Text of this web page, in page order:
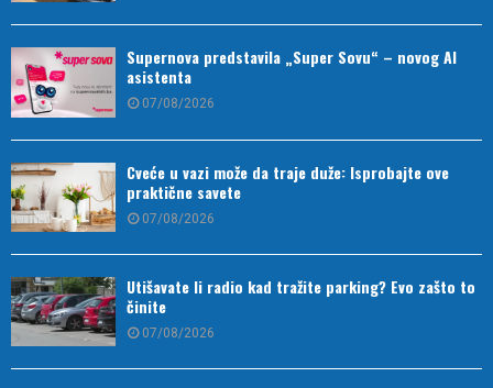
Supernova predstavila „Super Sovu“ – novog AI
asistenta
07/08/2026
Cveće u vazi može da traje duže: Isprobajte ove
praktične savete
07/08/2026
Utišavate li radio kad tražite parking? Evo zašto to
činite
07/08/2026